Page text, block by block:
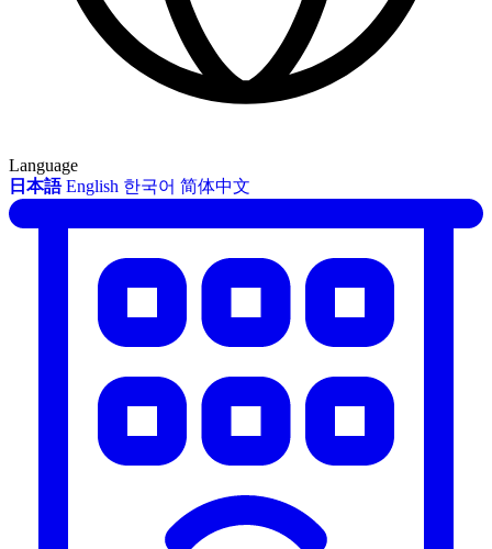
Language
日本語 English 한국어 简体中文